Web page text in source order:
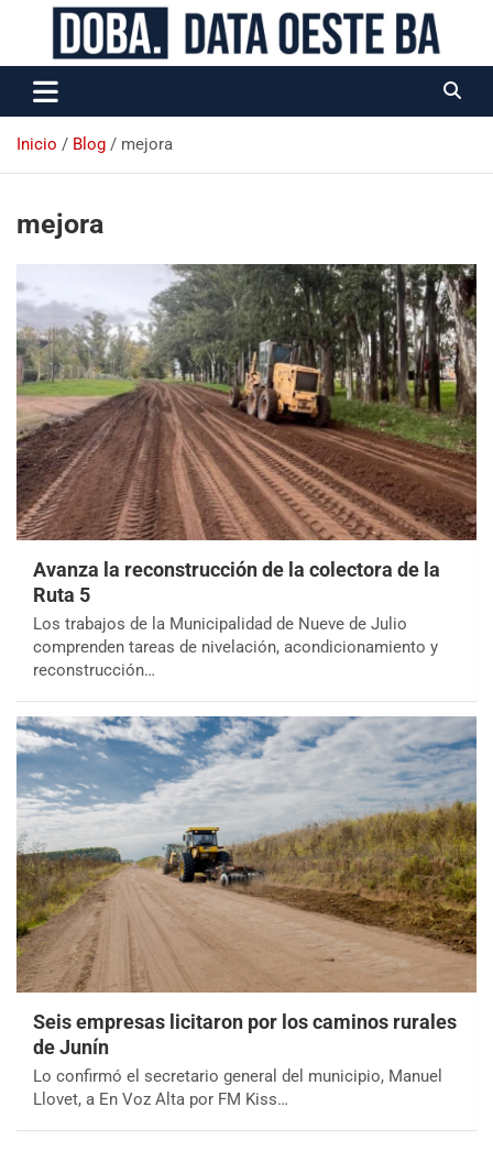
Data Oeste BA
Inicio Blog mejora
mejora
Avanza la reconstrucción de la colectora de la
Ruta 5
Los trabajos de la Municipalidad de Nueve de Julio
comprenden tareas de nivelación, acondicionamiento y
reconstrucción…
Seis empresas licitaron por los caminos rurales
de Junín
Lo confirmó el secretario general del municipio, Manuel
Llovet, a En Voz Alta por FM Kiss…